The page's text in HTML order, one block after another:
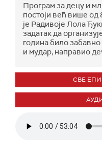
Програм за децу и
постоји већ више од
је Радивоје Лола
задатак да
година било забавно
и мудар, направио
СВЕ